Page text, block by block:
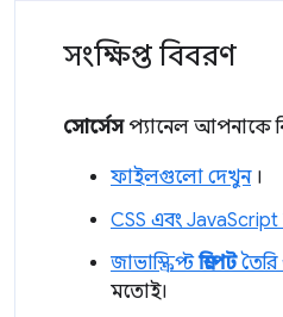
সংক্ষিপ্ত বিবরণ
সোর্সেসপ্যানেল আপনাকে
ফাইলগুলো দেখুন।
CSS এবং
জাভাস্ক্রিপ্টস্নিপেট
মতোই।